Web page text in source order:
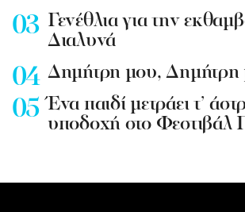
Γενέθλια για την
Διαλυνά
Δημήτρη μου, Δημήτρη
Ένα παιδί μετράει τ’
υποδοχή στο Φεστιβάλ